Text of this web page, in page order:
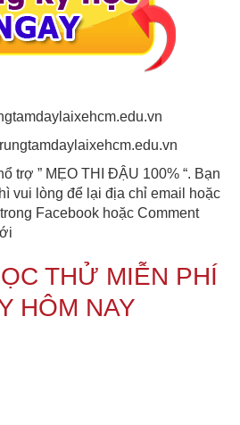
trợ ” MẸO THI ĐẬU 100% “. Bạn
vui lòng để lại địa chỉ email hoặc
Facebook hoặc Comment
THỬ MIỄN PHÍ
HÔM NAY